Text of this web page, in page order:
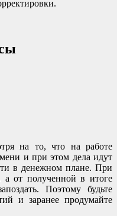
на то, что на работе
и при этом дела идут
в денежном плане. При
а от полученной в итоге
Поэтому будьте
и заранее продумайте